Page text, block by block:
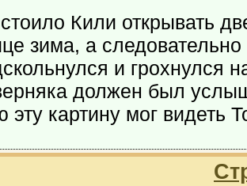
Кили открывать
зима, а
и грохнулся
должен был
эту картину мог видеть